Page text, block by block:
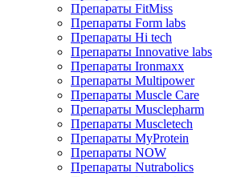
Препараты FitMiss
Препараты Form labs
Препараты Hi tech
Препараты Innovative labs
Препараты Ironmaxx
Препараты Multipower
Препараты Muscle Care
Препараты Musclepharm
Препараты Muscletech
Препараты MyProtein
Препараты NOW
Препараты Nutrabolics